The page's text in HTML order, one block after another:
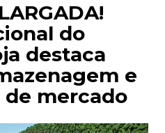
do
destaca
e
mercado